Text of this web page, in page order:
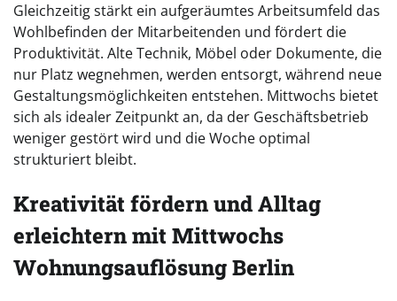
Gleichzeitig stärkt ein aufgeräumtes Arbeitsumfeld das
Wohlbefinden der Mitarbeitenden und fördert die
Produktivität. Alte Technik, Möbel oder Dokumente, die
nur Platz wegnehmen, werden entsorgt, während neue
Gestaltungsmöglichkeiten entstehen. Mittwochs bietet
sich als idealer Zeitpunkt an, da der Geschäftsbetrieb
weniger gestört wird und die Woche optimal
strukturiert bleibt.
Kreativität fördern und Alltag
erleichtern mit Mittwochs
Wohnungsauflösung Berlin